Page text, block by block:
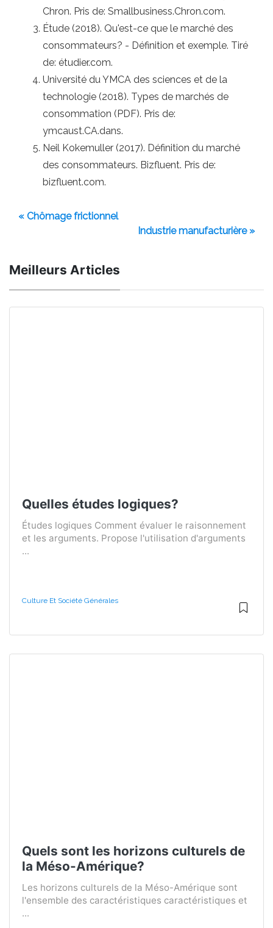
Chron. Pris de: Smallbusiness.Chron.com.
Étude (2018). Qu'est-ce que le marché des
consommateurs? - Définition et exemple. Tiré
de: étudier.com.
Université du YMCA des sciences et de la
technologie (2018). Types de marchés de
consommation (PDF). Pris de:
ymcaust.CA.dans.
Neil Kokemuller (2017). Définition du marché
des consommateurs. Bizfluent. Pris de:
bizfluent.com.
« Chômage frictionnel
Industrie manufacturière »
Meilleurs Articles
Quelles études logiques?
Études logiques Comment évaluer le raisonnement
et les arguments. Propose l'utilisation d'arguments
...
Culture Et Société Générales
Quels sont les horizons culturels de
la Méso-Amérique?
Les horizons culturels de la Méso-Amérique sont
l'ensemble des caractéristiques caractéristiques et
...